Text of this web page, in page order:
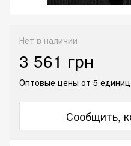
Нет в наличии
3 561 грн
Оптовые цены от 5 единиц
Сообщить,